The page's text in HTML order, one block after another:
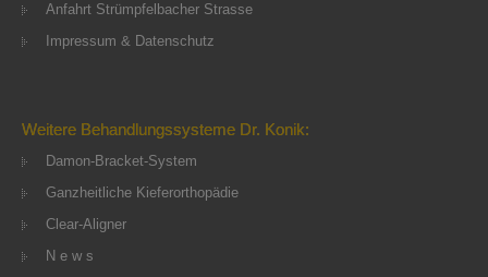
Anfahrt Strümpfelbacher Strasse
Impressum & Datenschutz
Weitere Behandlungssysteme Dr. Konik:
Damon-Bracket-System
Ganzheitliche Kieferorthopädie
Clear-Aligner
N e w s